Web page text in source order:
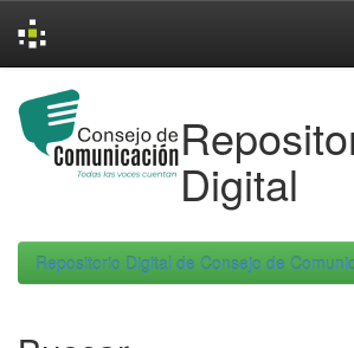
navigation
Digital
Repositorio Digital de Consejo de